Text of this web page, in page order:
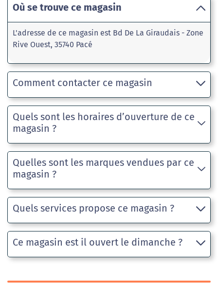
Où se trouve ce magasin
L'adresse de ce magasin est Bd De La Giraudais - Zone
Rive Ouest, 35740 Pacé
Comment contacter ce magasin
Quels sont les horaires d’ouverture de ce
magasin ?
Quelles sont les marques vendues par ce
magasin ?
Quels services propose ce magasin ?
Ce magasin est il ouvert le dimanche ?